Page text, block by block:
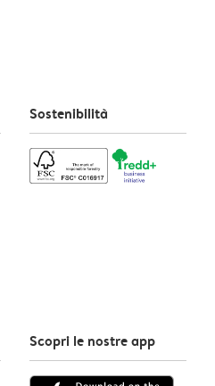
Sostenibilità
Scopri le nostre app